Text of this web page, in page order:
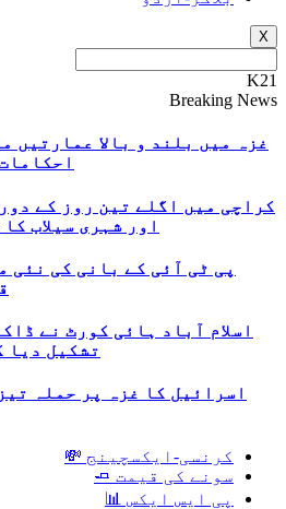
X
K21
Breaking News
غزہ میں بلند و بالا عمارتیں
کراچی میں اگلے تین روز کے
اور شہری سیلاب
پی ٹی آئی کے بانی کی نئی
اسلام آباد ہائی کورٹ نے
تشکیل دیا
اسرائیل کا غزہ پر حملہ
کرنسی-ایکسچینج 💸
سونے کی قیمت 🧈
پی ایس ایکس 📊